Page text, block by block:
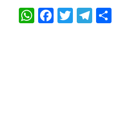
WhatsApp
Facebook
TwitterTelegram